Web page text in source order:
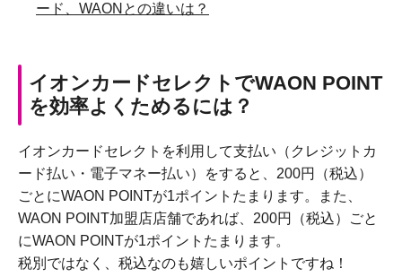
ード、WAONとの違いは？
イオンカードセレクトでWAON POINT
を効率よくためるには？
イオンカードセレクトを利用して支払い（クレジットカ
ード払い・電子マネー払い）をすると、200円（税込）
ごとにWAON POINTが1ポイントたまります。また、
WAON POINT加盟店店舗であれば、200円（税込）ごと
にWAON POINTが1ポイントたまります。
税別ではなく、税込なのも嬉しいポイントですね！